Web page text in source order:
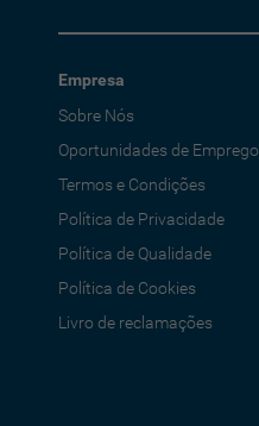
Empresa
Sobre Nós
Oportunidades de Emprego
Termos e Condições
Política de Privacidade
Política de Qualidade
Política de Cookies
Livro de reclamações